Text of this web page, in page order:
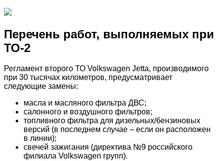
Перечень работ, выполняемых при
ТО-2
Регламент второго ТО Volkswagen Jetta, производимого
при 30 тысячах километров, предусматривает
следующие замены:
масла и масляного фильтра ДВС;
салонного и воздушного фильтров;
топливного фильтра для дизельных/бензиновых
версий (в последнем случае – если он расположен
в линии);
свечей зажигания (директива №9 российского
филиала Volkswagen групп).